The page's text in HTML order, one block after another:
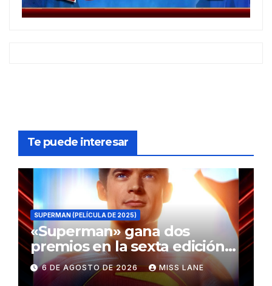
Te puede interesar
SUPERMAN (PELÍCULA DE 2025)
«Superman» gana dos
premios en la sexta edición
de los Critics Choice Super
Awards
6 DE AGOSTO DE 2026 MISS LANE